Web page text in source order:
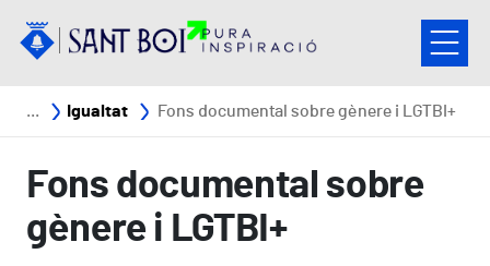
Fil d'ariadna
Igualtat Fons documental sobre gènere i LGTBI+
Fons documental sobre
gènere i LGTBI+